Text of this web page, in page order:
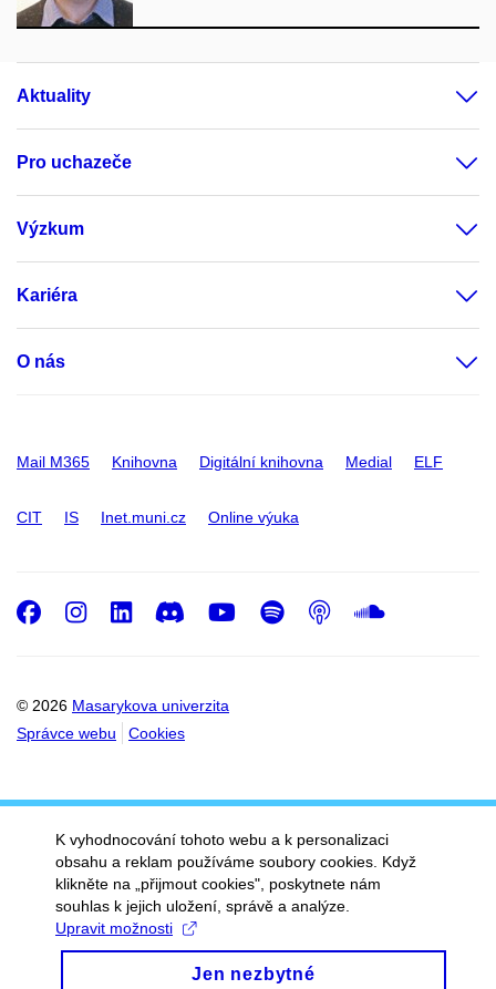
Aktuality
Pro uchazeče
Výzkum
Kariéra
O nás
Mail M365 Knihovna Digitální knihovna Medial ELF
CIT IS Inet.muni.cz Online výuka
© 2026 Masarykova univerzita
Správce webu
Cookies
Facebook
Instagram
LinkedIn
DiscordYoutube
Spotify
Podcast
K vyhodnocování tohoto webu a k personalizaci
obsahu a reklam používáme soubory cookies. Když
klikněte na „přijmout cookies", poskytnete nám
souhlas k jejich uložení, správě a analýze.
Upravit možnosti
Jen nezbytné